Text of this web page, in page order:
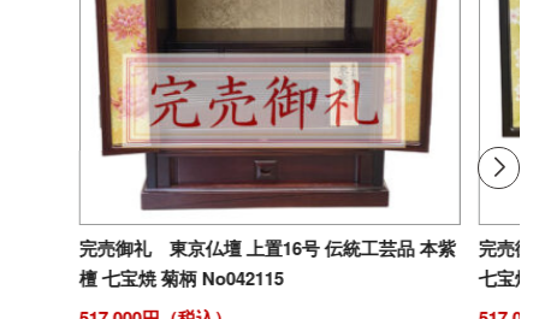
完売御礼 東京仏壇 上置16号 伝統工芸品 本紫
檀 七宝焼 菊柄 No042115
完売
七宝焼